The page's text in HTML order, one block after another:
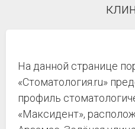
На данной странице
«Стоматология.ru»
профиль
«Максидент»,